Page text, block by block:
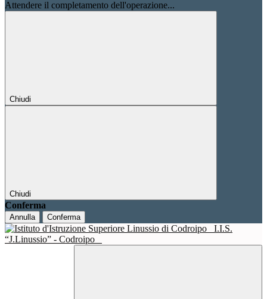
Attendere il completamento dell'operazione...
Chiudi
Chiudi
Conferma
Annulla Conferma
I.I.S.
“J.Linussio” - Codroipo